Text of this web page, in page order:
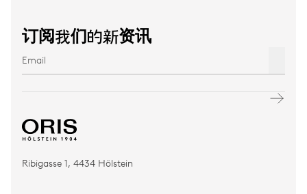
订阅我们的新资讯
Ribigasse 1, 4434 Hölstein